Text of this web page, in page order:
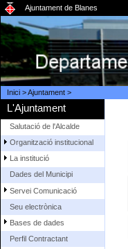
Ajuntament de Blanes
Inici>Ajuntament>
L'Ajuntament
Salutació de l'Alcalde
Organització institucional
La institució
Dades del Municipi
Servei Comunicació
Seu electrònica
Bases de dades
Perfil Contractant